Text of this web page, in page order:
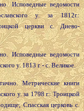
Исповедные ведомости
у. за 1812г.:
церкви с. Диево-
Исповедные ведомости
у. 1813 г. - с. Великое.
Метрические книги
у. за 1798 г.: Троицкой
Спасская церковь с.